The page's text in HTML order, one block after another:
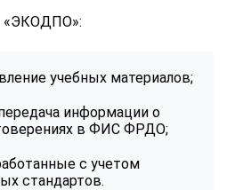
«ЭКОДПО»:
учебных материалов;
информации о
в ФИС ФРДО;
с учетом
стандартов.